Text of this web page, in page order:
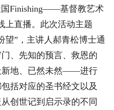
国Finishing——基督教艺术
上直播。此次活动主题
望”，主讲人郝青松博士通
、先知的预言、救恩的
新地、已然未然——进行
括对应的圣书经文以及
创世记到启示录的不同